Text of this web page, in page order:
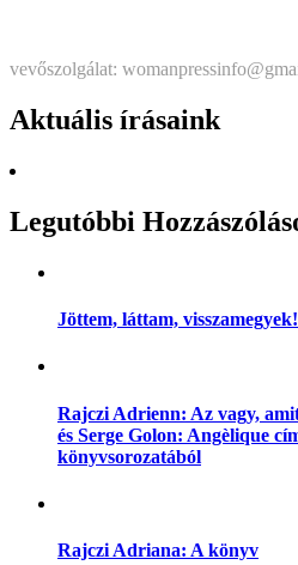
vevőszolgálat:
Aktuális írásaink
Legutóbbi
Jöttem, láttam,
Rajczi Adrienn: Az vagy,
és Serge Golon: Angèlique
könyvsorozatából
Rajczi Adriana: A könyv